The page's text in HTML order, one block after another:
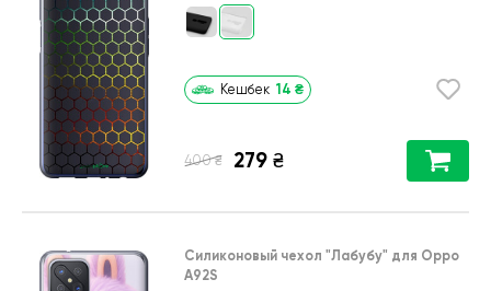
Кешбек 14 ₴
400 ₴ 279 ₴
Силиконовый чехол "Лабубу" для Oppo
A92S